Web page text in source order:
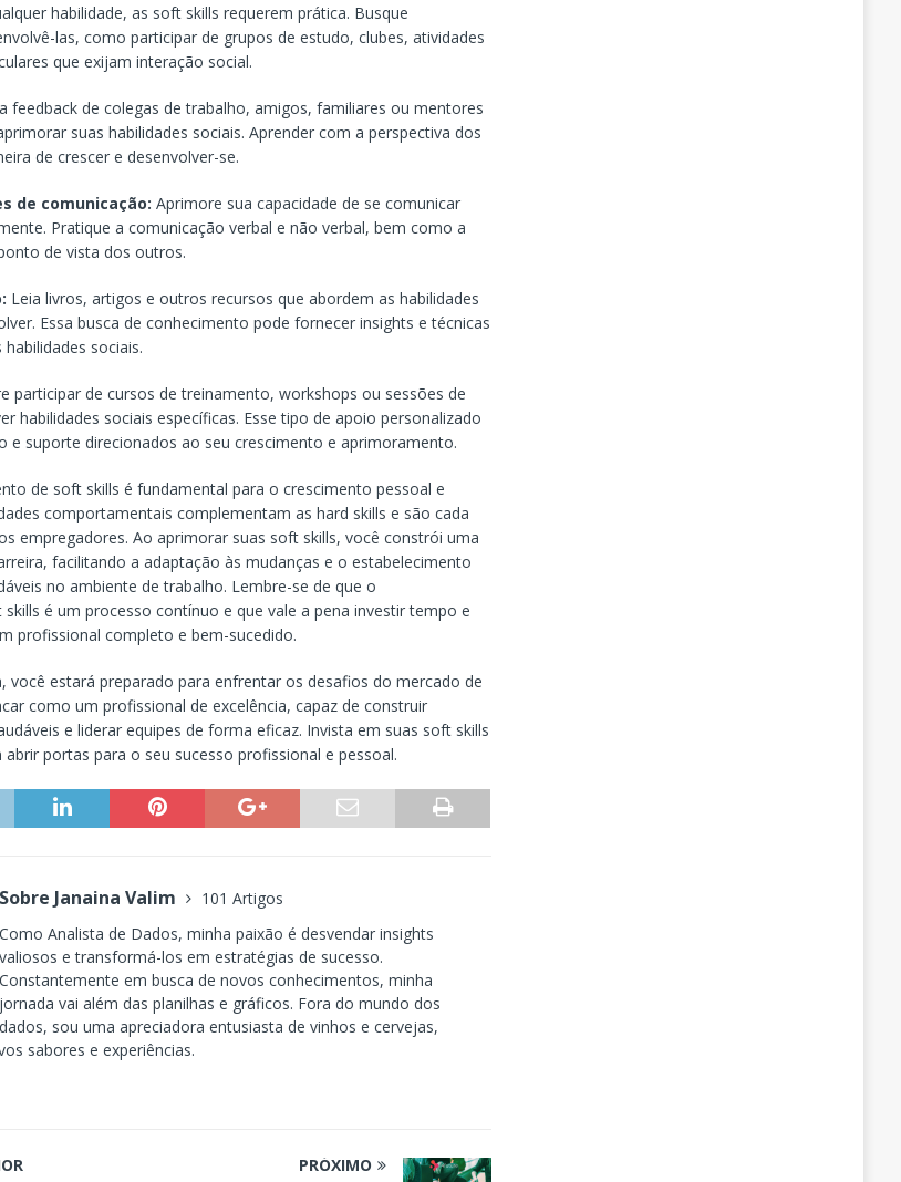
habilidade, as soft skills requerem prática. Busque
las, como participar de grupos de estudo, clubes, atividades
que exijam interação social.
feedback de colegas de trabalho, amigos, familiares ou mentores
suas habilidades sociais. Aprender com a perspectiva dos
de crescer e desenvolver-se.
de comunicação: Aprimore sua capacidade de se comunicar
Pratique a comunicação verbal e não verbal, bem como a
de vista dos outros.
Leia livros, artigos e outros recursos que abordem as habilidades
Essa busca de conhecimento pode fornecer insights e técnicas
sociais.
participar de cursos de treinamento, workshops ou sessões de
habilidades sociais específicas. Esse tipo de apoio personalizado
e suporte direcionados ao seu crescimento e aprimoramento.
de soft skills é fundamental para o crescimento pessoal e
comportamentais complementam as hard skills e são cada
empregadores. Ao aprimorar suas soft skills, você constrói uma
facilitando a adaptação às mudanças e o estabelecimento
no ambiente de trabalho. Lembre-se de que o
é um processo contínuo e que vale a pena investir tempo e
profissional completo e bem-sucedido.
você estará preparado para enfrentar os desafios do mercado de
como um profissional de excelência, capaz de construir
e liderar equipes de forma eficaz. Invista em suas soft skills
portas para o seu sucesso profissional e pessoal.
Sobre Janaina Valim
101 Artigos
Como Analista de Dados, minha paixão é desvendar insights
valiosos e transformá-los em estratégias de sucesso.
Constantemente em busca de novos conhecimentos, minha
jornada vai além das planilhas e gráficos. Fora do mundo dos
dados, sou uma apreciadora entusiasta de vinhos e cervejas,
sabores e experiências.
PRÓXIMO